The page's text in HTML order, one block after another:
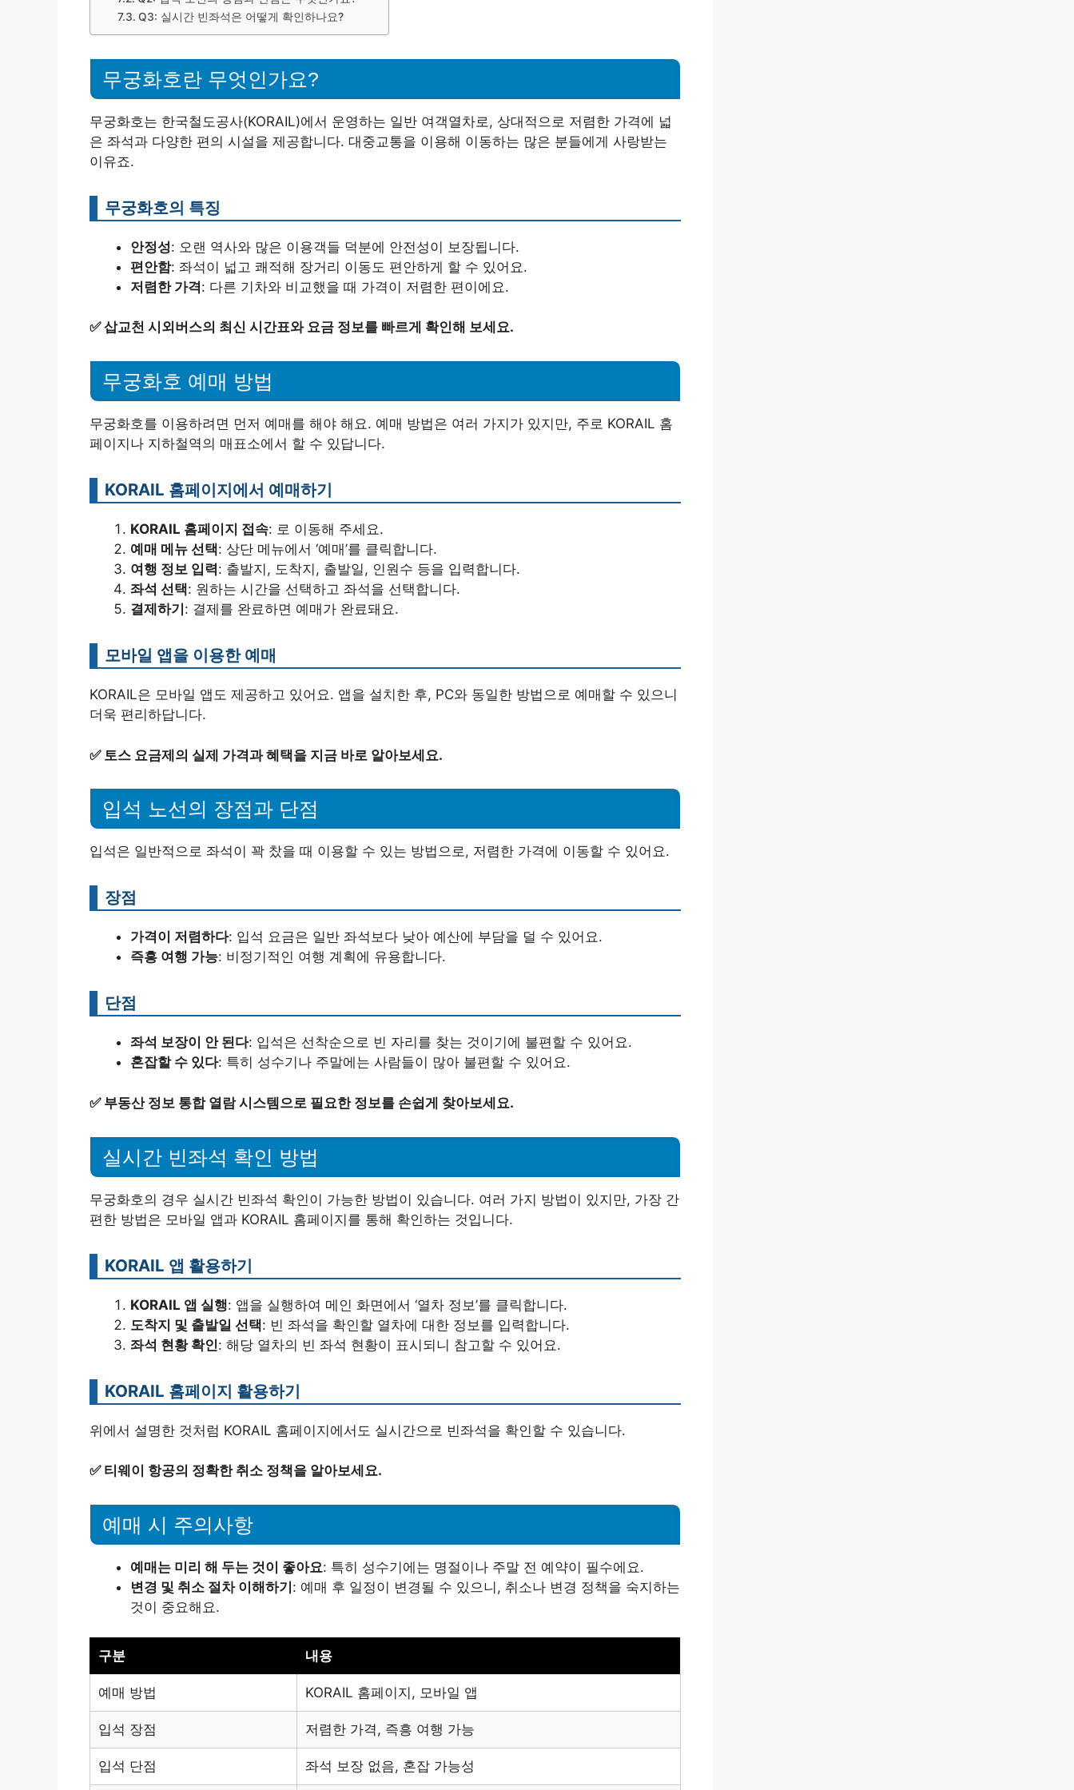
Q3: 실시간 빈좌석은 어떻게 확인하나요?
무궁화호란 무엇인가요?
무궁화호는 한국철도공사(KORAIL)에서 운영하는 일반 여객열차로, 상대적으로 저렴한 가격에 넓
은 좌석과 다양한 편의 시설을 제공합니다. 대중교통을 이용해 이동하는 많은 분들에게 사랑받는
이유죠.
무궁화호의 특징
안정성: 오랜 역사와 많은 이용객들 덕분에 안전성이 보장됩니다.
편안함: 좌석이 넓고 쾌적해 장거리 이동도 편안하게 할 수 있어요.
저렴한 가격: 다른 기차와 비교했을 때 가격이 저렴한 편이에요.
✅삽교천 시외버스의 최신 시간표와 요금 정보를 빠르게 확인해 보세요.
무궁화호 예매 방법
무궁화호를 이용하려면 먼저 예매를 해야 해요. 예매 방법은 여러 가지가 있지만, 주로 KORAIL 홈
페이지나 지하철역의 매표소에서 할 수 있답니다.
KORAIL 홈페이지에서 예매하기
KORAIL 홈페이지 접속: 로 이동해 주세요.
예매 메뉴 선택: 상단 메뉴에서 ‘예매’를 클릭합니다.
여행 정보 입력: 출발지, 도착지, 출발일, 인원수 등을 입력합니다.
좌석 선택: 원하는 시간을 선택하고 좌석을 선택합니다.
결제하기 : 결제를 완료하면 예매가 완료돼요.
모바일 앱을 이용한 예매
KORAIL은 모바일 앱도 제공하고 있어요. 앱을 설치한 후, PC와 동일한 방법으로 예매할 수 있으니
더욱 편리하답니다.
✅ 토스 요금제의 실제 가격과 혜택을 지금 바로 알아보세요.
입석 노선의 장점과 단점
입석은 일반적으로 좌석이 꽉 찼을 때 이용할 수 있는 방법으로, 저렴한 가격에 이동할 수 있어요.
장점
가격이 저렴하다: 입석 요금은 일반 좌석보다 낮아 예산에 부담을 덜 수 있어요.
즉흥 여행 가능: 비정기적인 여행 계획에 유용합니다.
단점
좌석 보장이 안 된다: 입석은 선착순으로 빈 자리를 찾는 것이기에 불편할 수 있어요.
혼잡할 수 있다: 특히 성수기나 주말에는 사람들이 많아 불편할 수 있어요.
✅ 부동산 정보 통합 열람 시스템으로 필요한 정보를 손쉽게 찾아보세요.
실시간 빈좌석 확인 방법
무궁화호의 경우 실시간 빈좌석 확인이 가능한 방법이 있습니다. 여러 가지 방법이 있지만, 가장 간
편한 방법은 모바일 앱과 KORAIL 홈페이지를 통해 확인하는 것입니다.
KORAIL 앱 활용하기
KORAIL 앱 실행: 앱을 실행하여 메인 화면에서 ‘열차 정보’를 클릭합니다.
도착지 및 출발일 선택: 빈 좌석을 확인할 열차에 대한 정보를 입력합니다.
좌석 현황 확인: 해당 열차의 빈 좌석 현황이 표시되니 참고할 수 있어요.
KORAIL 홈페이지 활용하기
위에서 설명한 것처럼 KORAIL 홈페이지에서도 실시간으로 빈좌석을 확인할 수 있습니다.
✅ 티웨이 항공의 정확한 취소 정책을 알아보세요.
예매 시 주의사항
예매는 미리 해 두는 것이 좋아요: 특히 성수기에는 명절이나 주말 전 예약이 필수에요.
변경 및 취소 절차 이해하기: 예매 후 일정이 변경될 수 있으니, 취소나 변경 정책을 숙지하는
것이 중요해요.
구분 내용
예매 방법 KORAIL 홈페이지, 모바일 앱
입석 장점 저렴한 가격, 즉흥 여행 가능
입석 단점 좌석 보장 없음, 혼잡 가능성